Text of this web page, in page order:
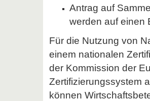
Antrag auf
werden auf einen
Für die Nutzung von
einem nationalen
der Kommission der
Zertifizierungssystem
können